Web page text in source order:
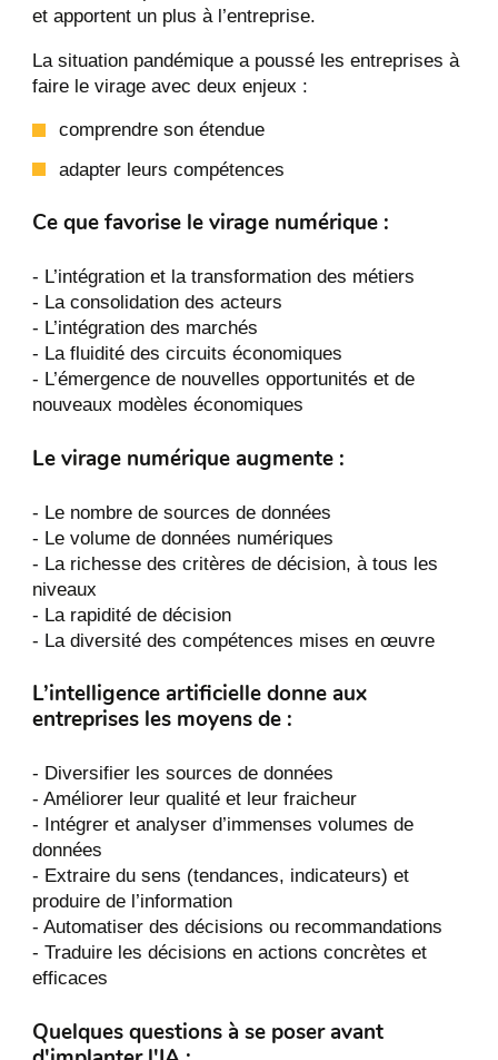
et apportent un plus à l’entreprise.
La situation pandémique a poussé les entreprises à
faire le virage avec deux enjeux :
comprendre son étendue
adapter leurs compétences
Ce que favorise le virage numérique :
- L’intégration et la transformation des métiers
- La consolidation des acteurs
- L’intégration des marchés
- La fluidité des circuits économiques
- L’émergence de nouvelles opportunités et de
nouveaux modèles économiques
Le virage numérique augmente :
- Le nombre de sources de données
- Le volume de données numériques
- La richesse des critères de décision, à tous les
niveaux
- La rapidité de décision
- La diversité des compétences mises en œuvre
L’intelligence artificielle donne aux
entreprises les moyens de :
- Diversifier les sources de données
- Améliorer leur qualité et leur fraicheur
- Intégrer et analyser d’immenses volumes de
données
- Extraire du sens (tendances, indicateurs) et
produire de l’information
- Automatiser des décisions ou recommandations
- Traduire les décisions en actions concrètes et
efficaces
Quelques questions à se poser avant